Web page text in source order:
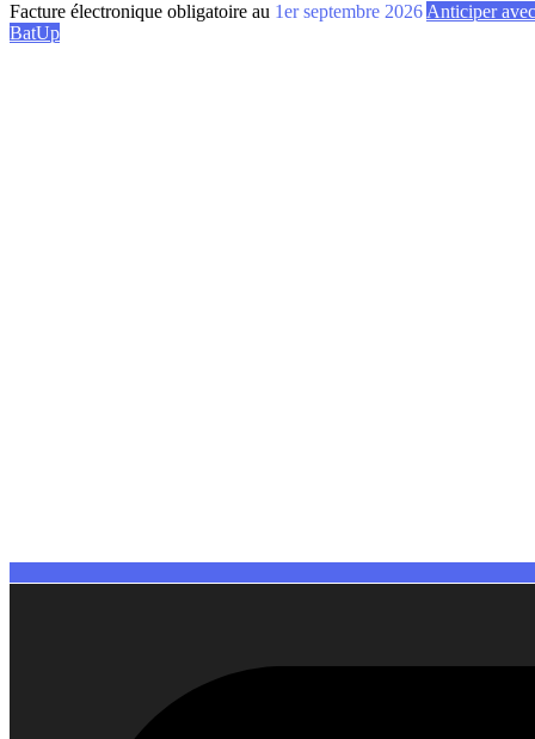
Facture électronique obligatoire au 1er septembre 2026 Anticiper avec
BatUp